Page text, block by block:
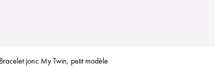
jonc My Twin, petit modèle